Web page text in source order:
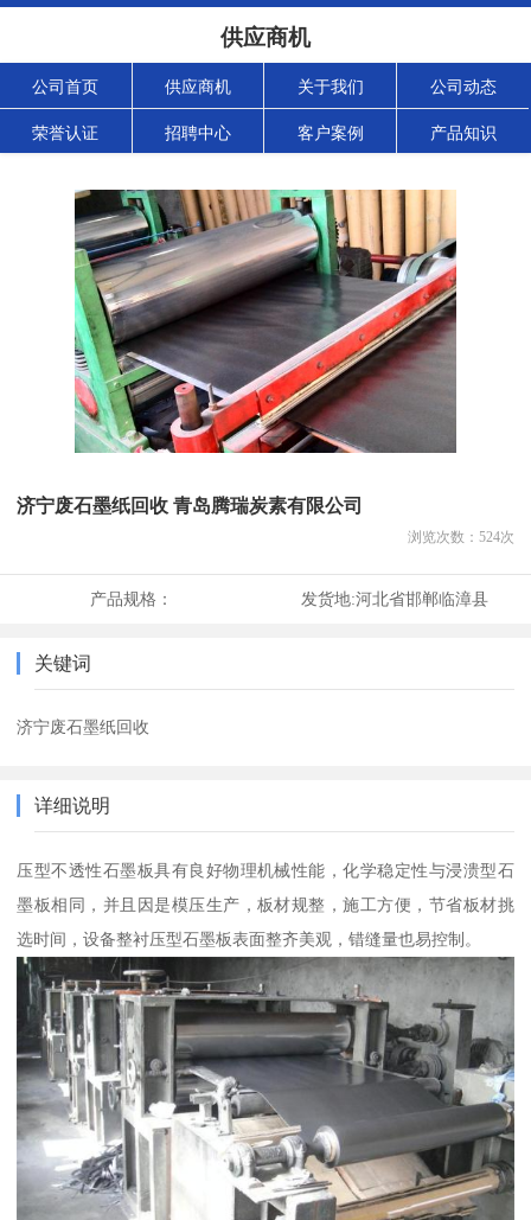
供应商机
公司首页 供应商机 关于我们 公司动态
荣誉认证 招聘中心 客户案例 产品知识
济宁废石墨纸回收 青岛腾瑞炭素有限公司
浏览次数： 524次
产品规格： 发货地:河北省邯郸临漳县
关键词
济宁废石墨纸回收
详细说明
压型不透性石墨板具有良好物理机械性能，化学稳定性与浸溃型石
墨板相同，并且因是模压生产，板材规整，施工方便，节省板材挑
选时间，设备整衬压型石墨板表面整齐美观，错缝量也易控制。